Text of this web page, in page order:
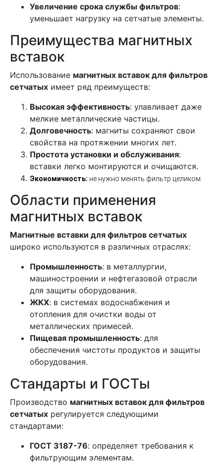
Увеличение срока службы фильтров:
уменьшает нагрузку на сетчатые элементы.
Преимущества магнитных
вставок
Использование магнитных вставок для фильтров
сетчатых имеет ряд преимуществ:
Высокая эффективность: улавливает даже
мелкие металлические частицы.
Долговечность: магниты сохраняют свои
свойства на протяжении многих лет.
Простота установки и обслуживания:
вставки легко монтируются и очищаются.
Экономичность: не нужно менять фильтр целиком.
Области применения
магнитных вставок
Магнитные вставки для фильтров сетчатых
широко используются в различных отраслях:
Промышленность: в металлургии,
машиностроении и нефтегазовой отрасли
для защиты оборудования.
ЖКХ: в системах водоснабжения и
отопления для очистки воды от
металлических примесей.
Пищевая промышленность: для
обеспечения чистоты продуктов и защиты
оборудования.
Стандарты и ГОСТы
Производство магнитных вставок для фильтров
сетчатых регулируется следующими
стандартами:
ГОСТ 3187-76: определяет требования к
фильтрующим элементам.